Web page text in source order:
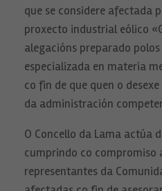
que se considere afectada
proxecto industrial eólico
alegacións preparado
especializada en materia
co fin de que quen o
da administración
O Concello da Lama actúa
cumprindo co compromiso
representantes da